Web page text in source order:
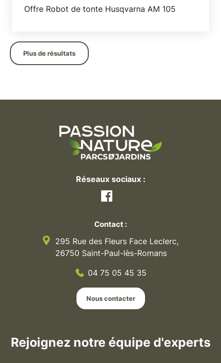
Offre Robot de tonte Husqvarna AM 105
Plus de résultats
Réseaux sociaux :
Contact :
295 Rue des Fleurs Face Leclerc,
26750 Saint-Paul-lès-Romans
04 75 05 45 35
Nous contacter
Rejoignez notre équipe d'experts